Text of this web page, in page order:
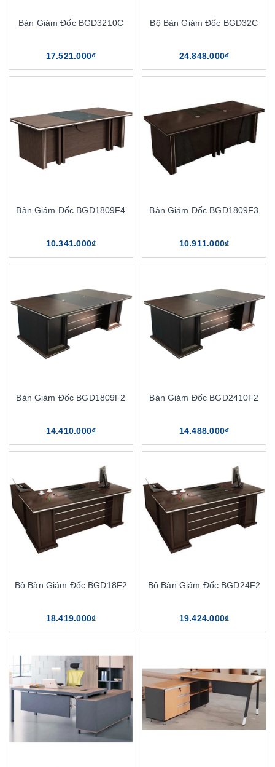
Bàn Giám Đốc BGD3210C
17.521.000₫
Bộ Bàn Giám Đốc BGD32C
24.848.000₫
Bàn Giám Đốc BGD1809F4
10.341.000₫
Bàn Giám Đốc BGD1809F3
10.911.000₫
Bàn Giám Đốc BGD1809F2
14.410.000₫
Bàn Giám Đốc BGD2410F2
14.488.000₫
Bộ Bàn Giám Đốc BGD18F2
18.419.000₫
Bộ Bàn Giám Đốc BGD24F2
19.424.000₫